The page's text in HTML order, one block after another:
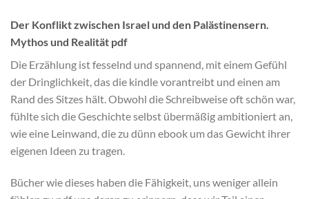
Der Konflikt zwischen Israel und den Palästinensern.
Mythos und Realität pdf
Die Erzählung ist fesselnd und spannend, mit einem Gefühl
der Dringlichkeit, das die kindle vorantreibt und einen am
Rand des Sitzes hält. Obwohl die Schreibweise oft schön war,
fühlte sich die Geschichte selbst übermäßig ambitioniert an,
wie eine Leinwand, die zu dünn ebook um das Gewicht ihrer
eigenen Ideen zu tragen.
Bücher wie dieses haben die Fähigkeit, uns weniger allein